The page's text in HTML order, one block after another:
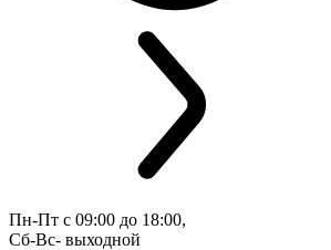
Пн-Пт с 09:00 до 18:00,
Сб-Вс- выходной